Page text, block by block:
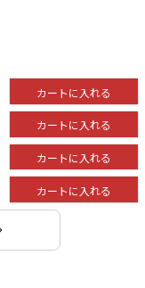
カートに入れる
カートに入れる
カートに入れる
カートに入れる